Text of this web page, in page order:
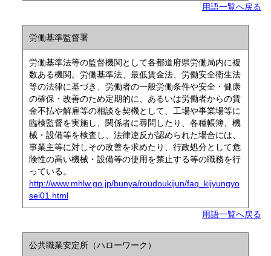
用語一覧へ戻る
労働基準監督署
労働基準法等の監督機関として各都道府県労働局内に複
数ある機関。労働基準法、最低賃金法、労働安全衛生法
等の法律に基づき、労働者の一般労働条件や安全・健康
の確保・改善のため定期的に、あるいは労働者からの賃
金不払や解雇等の相談を契機として、工場や事業場等に
臨検監督を実施し、関係者に尋問したり、各種帳簿、機
械・設備等を検査し、法律違反が認められた場合には、
事業主等に対しその改善を求めたり、行政処分として危
険性の高い機械・設備等の使用を禁止する等の職務を行
っている。
http://www.mhlw.go.jp/bunya/roudoukijun/faq_kijyungyo
sei01.html
用語一覧へ戻る
公共職業安定所（ハローワーク）